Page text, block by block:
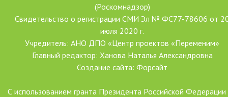
(Роскомнадзор)
Свидетельство о регистрации СМИ Эл № ФС77-78606 от
июля 2020 г.
Учредитель: АНО ДПО «Центр проектов «Переменим»
Главный редактор: Ханова Наталья Александровна
Создание сайта: Форсайт
С использованием гранта Президента Российской Федерации